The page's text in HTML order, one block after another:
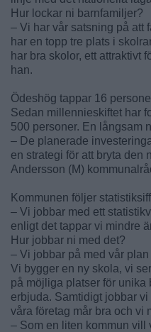
Hur lockar ni barnfamiljer?
– Vi har vår satsning på att
har en topp tre plats i
har bra skolor, ett attraktivt
han.
Ödeshög tappar 16
Sedan millennieskiftet har
500 personer. En långsam
– De planerade
en strategi för att bryta den
Andersson (M)
Kommunen följer
– Vi jobbar med ett
enligt det tappar vi mindre
Hur jobbar ni med det?
– Vi jobbar på med vår
Vi bygger en ny skola, vi
på möjliga platser för unika
erbjuda. Samtidigt jobbar
våra företag mår bra och vi
– Som en liten kommun vill